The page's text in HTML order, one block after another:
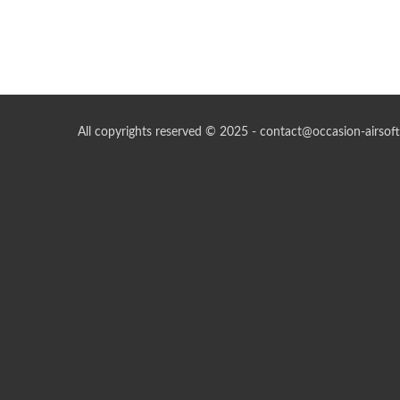
All copyrights reserved © 2025 - contact@occasion-